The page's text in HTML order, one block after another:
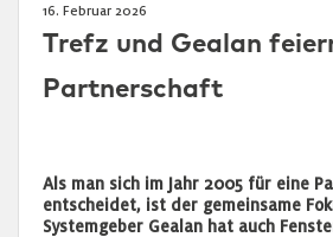
16. Februar 2026
Trefz und Gealan
Partnerschaft
Als man sich im Jahr 2005 für eine
entscheidet, ist der gemeinsame
Systemgeber Gealan hat auch